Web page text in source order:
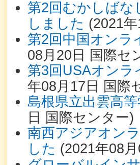
第2回むかしばな
しました (2021
第2回中国オンラ
08月20日 国際セ
第3回USAオン
年08月17日 国際
島根県立出雲高
日 国際センター)
南西アジアオン
した (2021年08月